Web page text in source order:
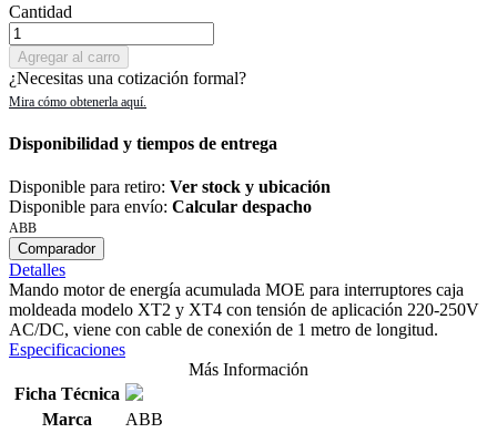
Cantidad
Agregar al carro
¿Necesitas una cotización formal?
Disponibilidad y tiempos de entrega
Disponible para retiro: Ver stock y ubicación
Disponible para envío: Calcular despacho
ABB
Comparador
Detalles
Mando motor de energía acumulada MOE para interruptores caja
moldeada modelo XT2 y XT4 con tensión de aplicación 220-250V
AC/DC, viene con cable de conexión de 1 metro de longitud.
Especificaciones
Más Información
Ficha Técnica
Marca
ABB